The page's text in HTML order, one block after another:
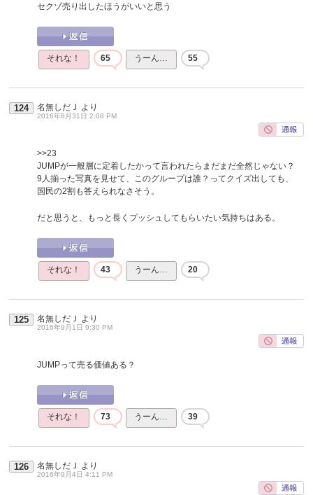
セクゾ売り出したほうがいいと思う
それな！ 65 うーん… 55
124 名無しだＪ より
2016年8月31日 2:08 PM
>>23
JUMPが一般層に定着したかって言われたらまだまだ全然じゃない？
9人揃った写真を見せて、このグループは誰？ってクイズ出しても、
国民の2割も答えられなさそう。
だと思うと、もっと長くプッシュしてもらいたい気持ちはある。
それな！ 43 うーん… 20
125 名無しだＪ より
2016年9月1日 9:30 PM
JUMPって売る価値ある？
それな！ 73 うーん… 39
126 名無しだＪ より
2016年9月4日 4:11 PM